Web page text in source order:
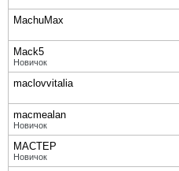
MachuMax
Mack5
Новичок
maclovvitalia
macmealan
Новичок
MACTEP
Новичок